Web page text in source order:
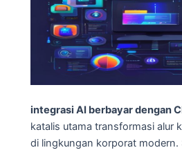
integrasi AI berbayar dengan
katalis utama transformasi alur
di lingkungan korporat modern.